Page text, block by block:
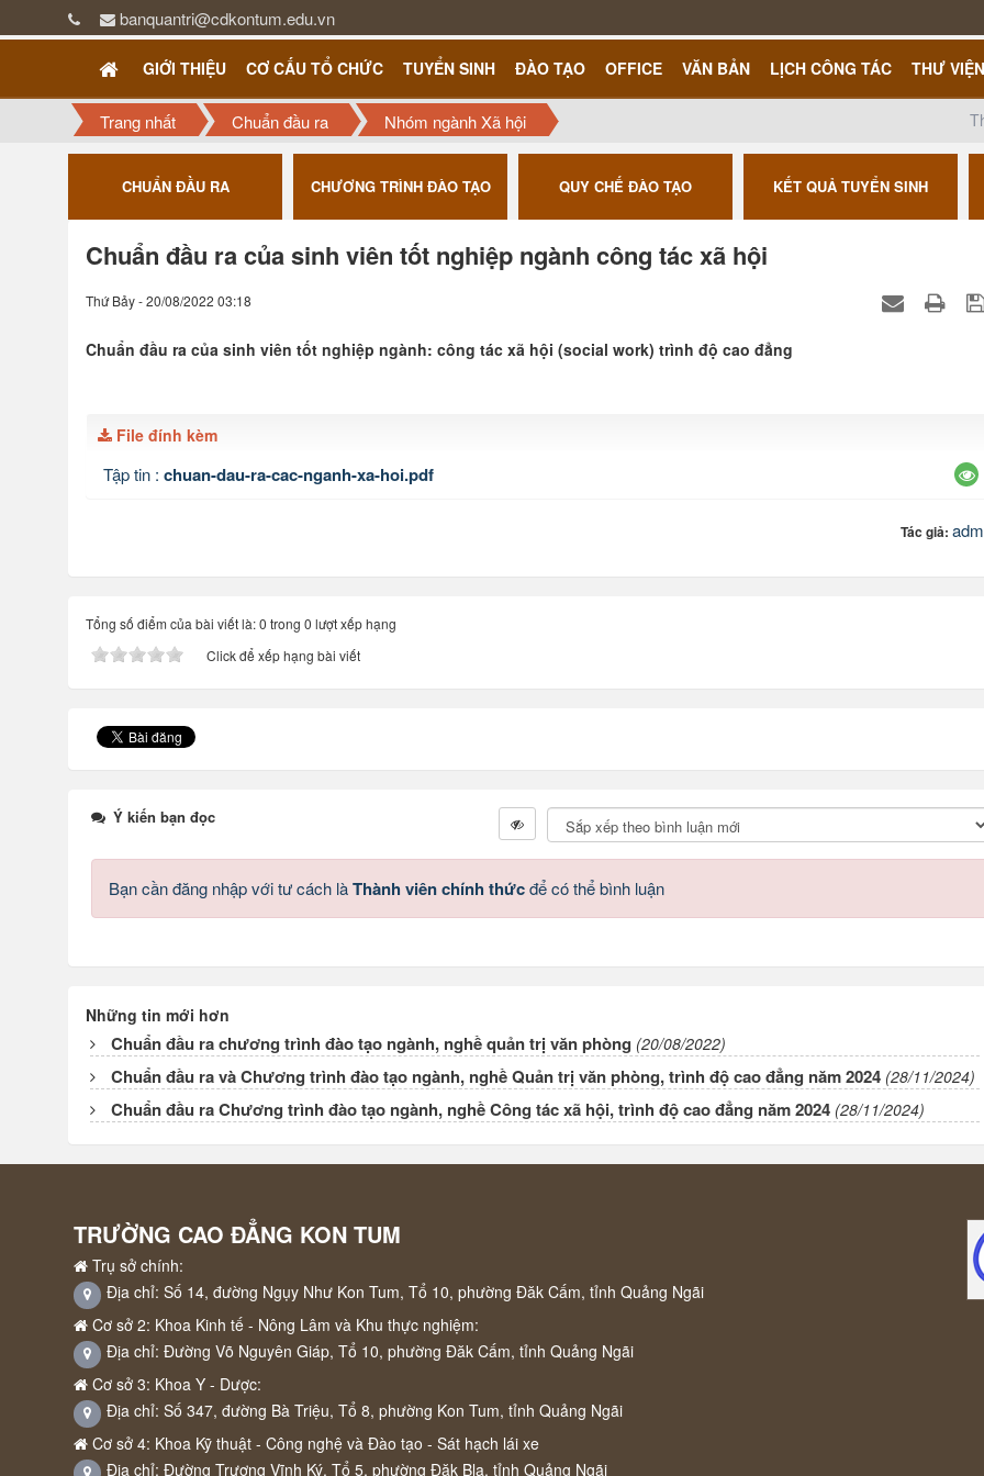
banquantri@cdkontum.edu.vn
GIỚI THIỆU CƠ CẤU TỔ CHỨC TUYỂN SINH ĐÀO TẠO OFFICE VĂN BẢN LỊCH CÔNG TÁC THƯ VIỆN
Trang nhất Chuẩn đầu ra Nhóm ngành Xã hội
CHUẨN ĐẦU RA CHƯƠNG TRÌNH ĐÀO TẠO QUY CHẾ ĐÀO TẠO KẾT QUẢ TUYỂN SINH
Chuẩn đầu ra của sinh viên tốt nghiệp ngành công tác xã hội
Thứ Bảy - 20/08/2022 03:18
Chuẩn đầu ra của sinh viên tốt nghiệp ngành: công tác xã hội (social work) trình độ cao đẳng
File đính kèm
Tập tin : chuan-dau-ra-cac-nganh-xa-hoi.pdf
Tác giả:
Tổng số điểm của bài viết là: 0 trong 0 lượt xếp hạng
Click để xếp hạng bài viết
Ý kiến bạn đọc
Bạn cần đăng nhập với tư cách làThành viên chính thứcđể có thể bình luận
Những tin mới hơn
Chuẩn đầu ra chương trình đào tạo ngành, nghề quản trị văn phòng (20/08/2022)
Chuẩn đầu ra và Chương trình đào tạo ngành, nghề Quản trị văn phòng, trình độ cao đẳng năm 2024 (28/11/2024)
Chuẩn đầu ra Chương trình đào tạo ngành, nghề Công tác xã hội, trình độ cao đẳng năm 2024 (28/11/2024)
TRƯỜNG CAO ĐẲNG KON TUM
Trụ sở chính:
Địa chỉ: Số 14, đường Ngụy Như Kon Tum, Tổ 10, phường Đăk Cấm, tỉnh Quảng Ngãi
Cơ sở 2: Khoa Kinh tế - Nông Lâm và Khu thực nghiệm:
Địa chỉ: Đường Võ Nguyên Giáp, Tổ 10, phường Đăk Cấm, tỉnh Quảng Ngãi
Cơ sở 3: Khoa Y - Dược:
Địa chỉ: Số 347, đường Bà Triệu, Tổ 8, phường Kon Tum, tỉnh Quảng Ngãi
Cơ sở 4: Khoa Kỹ thuật - Công nghệ và Đào tạo - Sát hạch lái xe
Địa chỉ: Đường Trương Vĩnh Ký, Tổ 5, phường Đăk Bla, tỉnh Quảng Ngãi